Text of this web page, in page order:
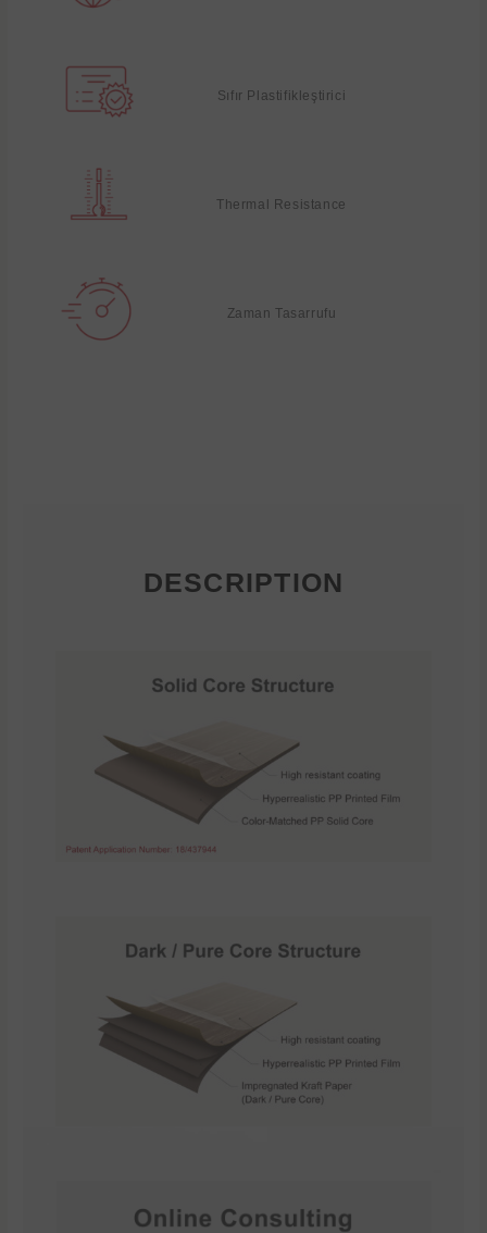
Sıfır Plastifikleştirici
Thermal Resistance
Zaman Tasarrufu
DESCRIPTION